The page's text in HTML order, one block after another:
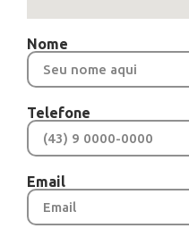
Nome
Telefone
Email